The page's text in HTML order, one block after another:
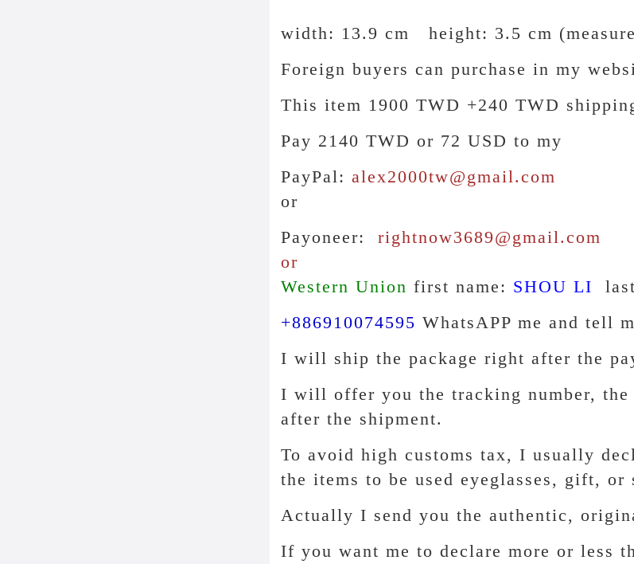
width: 13.9 cm height: 3.5 cm
Foreign buyers can purchase in my
This item 1900 TWD +240 TWD
Pay 2140 TWD or 72 USD to my
PayPal: alex2000tw@gmail.com
or
Payoneer: rightnow3689@gmail.com
or
Western Union first name: SHOU LI
+886910074595 WhatsAPP me and tell
I will ship the package right after the
I will offer you the tracking number, the
after the shipment.
To avoid high customs tax, I usually
the items to be used eyeglasses, gift, or
Actually I send you the authentic,
If you want me to declare more or less